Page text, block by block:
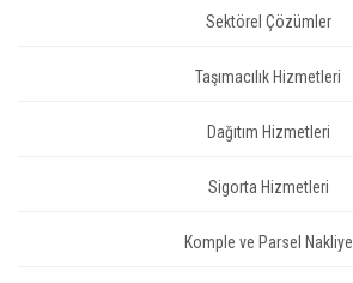
Sektörel Çözümler
Taşımacılık Hizmetleri
Dağıtım Hizmetleri
Sigorta Hizmetleri
Komple ve Parsel Nakliye